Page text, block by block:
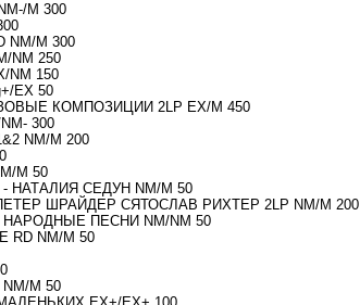
M 300
M 300
NM 250
150
EX 50
КОМПОЗИЦИИ 2LP EX/M 450
300
NM/M 200
M 50
СЕДУН NM/M 50
ШРАЙДЕР СЯТОСЛАВ РИХТЕР 2LP NM/M 200
ПЕСНИ NM/NM 50
RD NM/M 50
M 50